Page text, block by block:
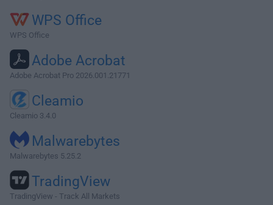
WPS Office
WPS Office
Adobe Acrobat
Adobe Acrobat Pro 2026.001.21771
Cleamio
Cleamio 3.4.0
Malwarebytes
Malwarebytes 5.25.2
TradingView
TradingView - Track All Markets